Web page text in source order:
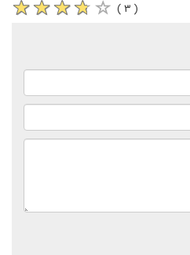
( ۳ )